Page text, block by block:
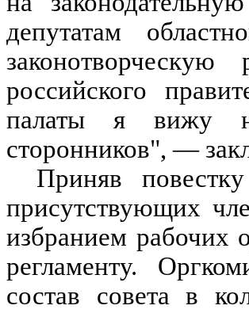
депутатам
российского
палаты я вижу
сторонников", —
Приняв
присутствующих
избранием рабочих
регламенту.
состав совета в